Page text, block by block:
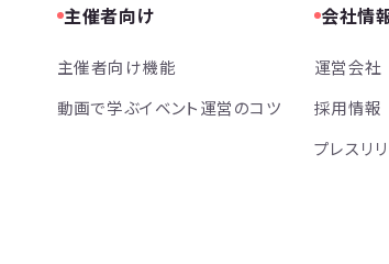
主催者向け
主催者向け機能
動画で学ぶイベント運営のコツ
会社情
運営会社
採用情報
プレスリ